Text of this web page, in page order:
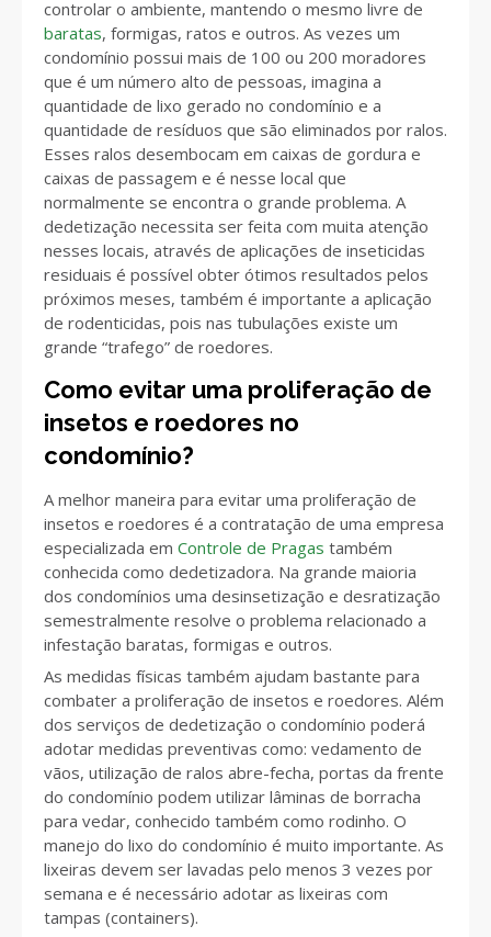
controlar o ambiente, mantendo o mesmo livre de
baratas, formigas, ratos e outros. As vezes um
condomínio possui mais de 100 ou 200 moradores
que é um número alto de pessoas, imagina a
quantidade de lixo gerado no condomínio e a
quantidade de resíduos que são eliminados por ralos.
Esses ralos desembocam em caixas de gordura e
caixas de passagem e é nesse local que
normalmente se encontra o grande problema. A
dedetização necessita ser feita com muita atenção
nesses locais, através de aplicações de inseticidas
residuais é possível obter ótimos resultados pelos
próximos meses, também é importante a aplicação
de rodenticidas, pois nas tubulações existe um
grande “trafego” de roedores.
Como evitar uma proliferação de
insetos e roedores no
condomínio?
A melhor maneira para evitar uma proliferação de
insetos e roedores é a contratação de uma empresa
especializada em Controle de Pragas também
conhecida como dedetizadora. Na grande maioria
dos condomínios uma desinsetização e desratização
semestralmente resolve o problema relacionado a
infestação baratas, formigas e outros.
As medidas físicas também ajudam bastante para
combater a proliferação de insetos e roedores. Além
dos serviços de dedetização o condomínio poderá
adotar medidas preventivas como: vedamento de
vãos, utilização de ralos abre-fecha, portas da frente
do condomínio podem utilizar lâminas de borracha
para vedar, conhecido também como rodinho. O
manejo do lixo do condomínio é muito importante. As
lixeiras devem ser lavadas pelo menos 3 vezes por
semana e é necessário adotar as lixeiras com
tampas (containers).